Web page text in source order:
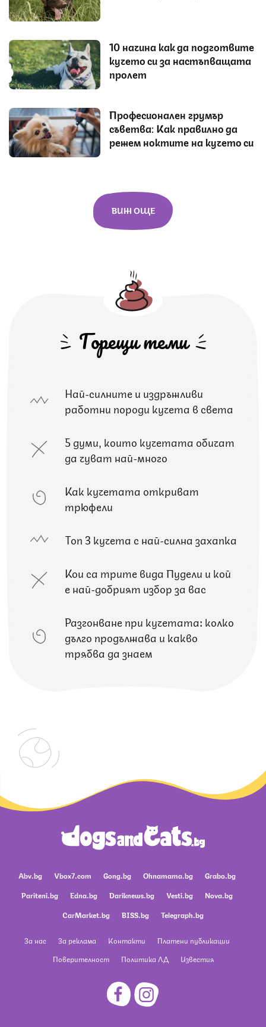
10 начина как да подготвите
кучето си за настъпващата
пролет
Професионален грумър
съветва: Как правилно да
режем ноктите на кучето си
ВИЖ ОЩЕ
Горещи теми
Най-силните и издръжливи
работни породи кучета в света
5 думи, които кучетата обичат
да чуват най-много
Как кучетата откриват
трюфели
Топ 3 кучета с най-силна захапка
Кои са трите вида Пудели и кой
е най-добрият избор за вас
Разгонване при кучетата: колко
дълго продължава и какво
трябва да знаем
Abv.bg Vbox7.com Gong.bg Ohnamama.bg
Grabo.bg
Pariteni.bg
Edna.bg Dariknews.bg Vesti.bg
Nova.bg
CarMarket.bg
BISS.bg Telegraph.bg
За нас За реклама Контакти
Платени публикации
Поверителност
Политика ЛД Известия